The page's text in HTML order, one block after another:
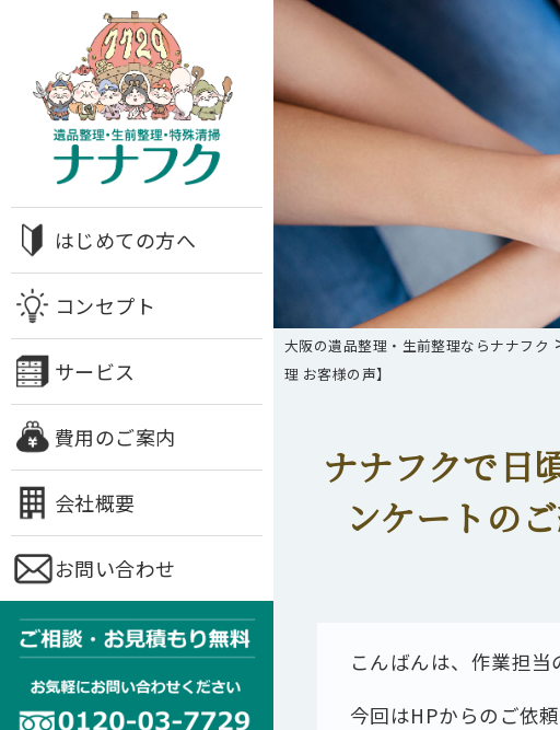
はじめての方へ
コンセプト
サービス
費用のご案内
会社概要
お問い合わせ
大阪の遺品整理・生前整理ならナナフク
理 お客様の声】
ナナフクで日
ンケートの
こんばんは、作業担当
今回はHPからのご依